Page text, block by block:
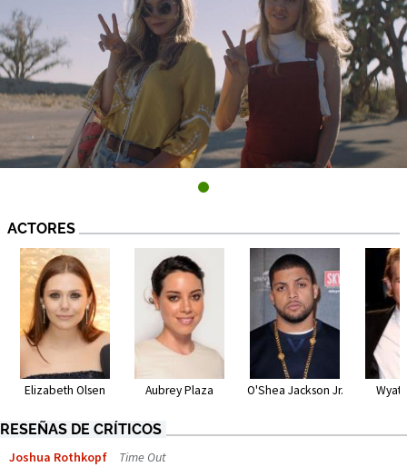
ACTORES
Elizabeth Olsen Aubrey Plaza O'Shea Jackson Jr.
RESEÑAS DE CRÍTICOS
Joshua Rothkopf Time Out